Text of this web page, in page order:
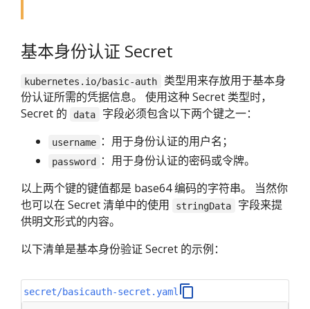
基本身份认证 Secret
kubernetes.io/basic-auth
类型用来存放用于基本身
份认证所需的凭据信息。 使用这种 Secret 类型时，
Secret 的
data 字段必须包含以下两个键之一：
username ：用于身份认证的用户名；
password ：用于身份认证的密码或令牌。
以上两个键的键值都是 base64 编码的字符串。 当然你
也可以在 Secret 清单中的使用
stringData
字段来提
供明文形式的内容。
以下清单是基本身份验证 Secret 的示例：
secret/basicauth-secret.yaml